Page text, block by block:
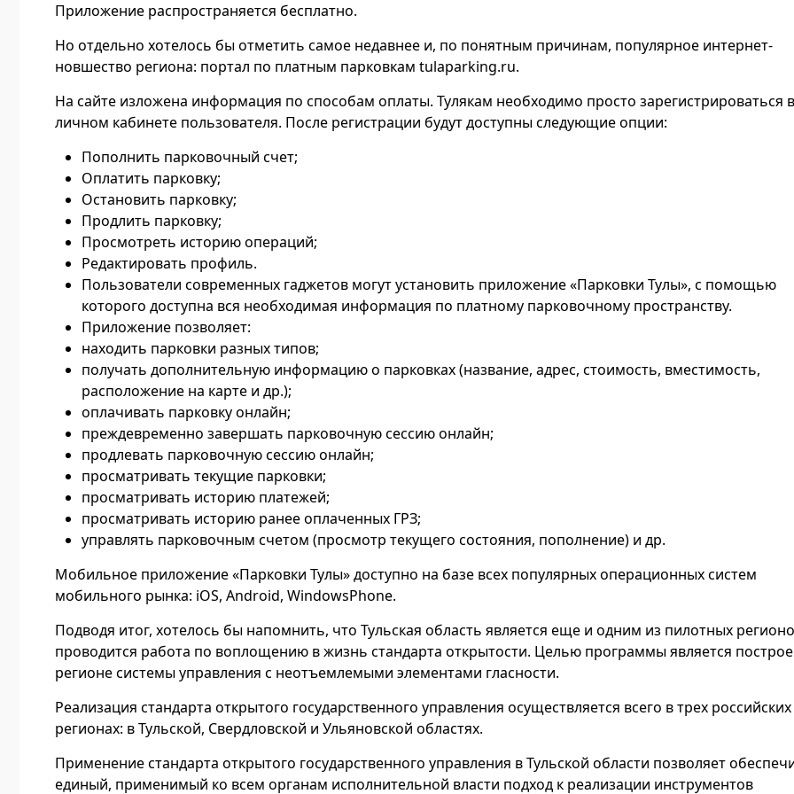
Приложение распространяется бесплатно.
Но отдельно хотелось бы отметить самое недавнее и, по понятным причинам, популярное интернет-
новшество региона: портал по платным парковкам tulaparking.ru.
На сайте изложена информация по способам оплаты. Тулякам необходимо просто зарегистрироваться в
личном кабинете пользователя. После регистрации будут доступны следующие опции:
Пополнить парковочный счет;
Оплатить парковку;
Остановить парковку;
Продлить парковку;
Просмотреть историю операций;
Редактировать профиль.
Пользователи современных гаджетов могут установить приложение «Парковки Тулы», с помощью
которого доступна вся необходимая информация по платному парковочному пространству.
Приложение позволяет:
находить парковки разных типов;
получать дополнительную информацию о парковках (название, адрес, стоимость, вместимость,
расположение на карте и др.);
оплачивать парковку онлайн;
преждевременно завершать парковочную сессию онлайн;
продлевать парковочную сессию онлайн;
просматривать текущие парковки;
просматривать историю платежей;
просматривать историю ранее оплаченных ГРЗ;
управлять парковочным счетом (просмотр текущего состояния, пополнение) и др.
Мобильное приложение «Парковки Тулы» доступно на базе всех популярных операционных систем
мобильного рынка: iOS, Android, WindowsPhone.
Подводя итог, хотелось бы напомнить, что Тульская область является еще и одним из пилотных
проводится работа по воплощению в жизнь стандарта открытости. Целью программы является
регионе системы управления с неотъемлемыми элементами гласности.
Реализация стандарта открытого государственного управления осуществляется всего в трех российских
регионах: в Тульской, Свердловской и Ульяновской областях.
Применение стандарта открытого государственного управления в Тульской области позволяет
единый, применимый ко всем органам исполнительной власти подход к реализации инструментов